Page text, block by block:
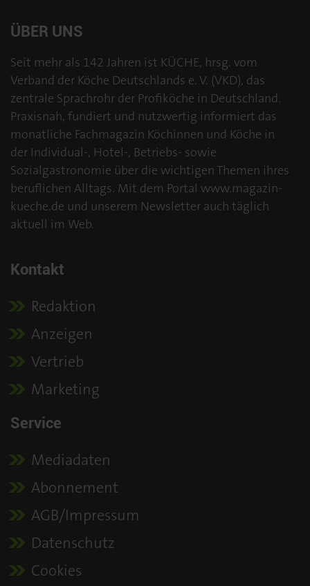
ÜBER UNS
Seit mehr als 142 Jahren ist KÜCHE, hrsg. vom
Verband der Köche Deutschlands e. V. (VKD), das
zentrale Sprachrohr der Profiköche in Deutschland.
Praxisnah, fundiert und nutzwertig informiert das
monatliche Fachmagazin Köchinnen und Köche in
der Individual-, Hotel-, Betriebs- sowie
Sozialgastronomie über die wichtigen Themen ihres
beruflichen Alltags. Mit dem Portal www.magazin-
kueche.de und unserem Newsletter auch täglich
aktuell im Web.
Kontakt
Redaktion
Anzeigen
Vertrieb
Marketing
Service
Mediadaten
Abonnement
AGB/Impressum
Datenschutz
Cookies